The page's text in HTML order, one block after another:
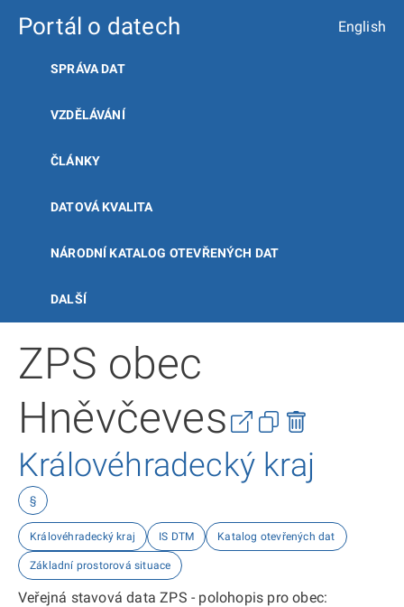
Portál o datech English
SPRÁVA DAT
VZDĚLÁVÁNÍ
ČLÁNKY
DATOVÁ KVALITA
NÁRODNÍ KATALOG OTEVŘENÝCH DAT
DALŠÍ
ZPS obec
Hněvčeves
Královéhradecký kraj
§
Královéhradecký kraj IS DTM Katalog otevřených dat
Základní prostorová situace
Veřejná stavová data ZPS - polohopis pro obec: